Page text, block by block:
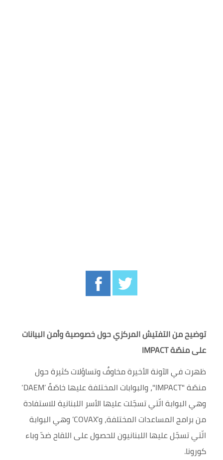
توضيح من التفتيش المركزي حول خصوصية وأمن البيانات
على منصّةIMPACT
ظهرت في الآونة الأخيرةمخاوفٌ وتساؤلات كثيرة حول
منصّة "IMPACT"، والبوابات المختلفة عليها خاصّةً‘DAEM’
وهي البوابة الّتي تسجّلت عليها الأسر اللبنانية للاستفادة
من برامج المساعدات المختلفة، و’COVAX’ وهي البوابة
الّتي تسجّل عليها اللبنانيون للحصول على اللقاح ضدّ وباء
كورونا.